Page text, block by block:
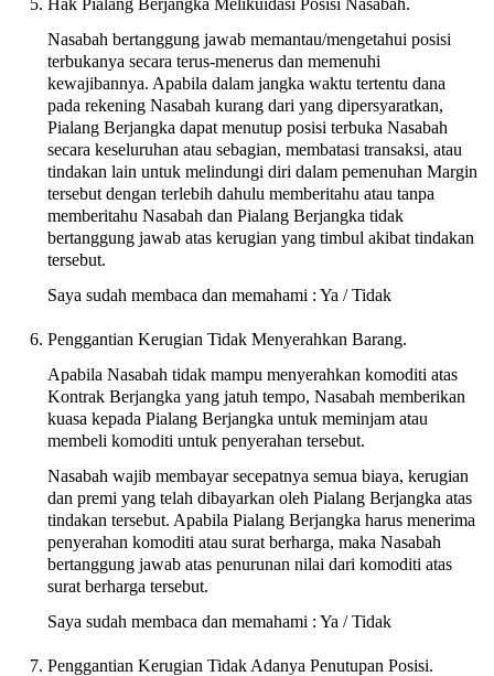
Hak Pialang Berjangka Melikuidasi Posisi Nasabah.
Nasabah bertanggung jawab memantau/mengetahui posisi
terbukanya secara terus-menerus dan memenuhi
kewajibannya. Apabila dalam jangka waktu tertentu dana
pada rekening Nasabah kurang dari yang dipersyaratkan,
Pialang Berjangka dapat menutup posisi terbuka Nasabah
secara keseluruhan atau sebagian, membatasi transaksi, atau
tindakan lain untuk melindungi diri dalam pemenuhan Margin
tersebut dengan terlebih dahulu memberitahu atau tanpa
memberitahu Nasabah dan Pialang Berjangka tidak
bertanggung jawab atas kerugian yang timbul akibat tindakan
tersebut.
Saya sudah membaca dan memahami : Ya / Tidak
Penggantian Kerugian Tidak Menyerahkan Barang.
Apabila Nasabah tidak mampu menyerahkan komoditi atas
Kontrak Berjangka yang jatuh tempo, Nasabah memberikan
kuasa kepada Pialang Berjangka untuk meminjam atau
membeli komoditi untuk penyerahan tersebut.
Nasabah wajib membayar secepatnya semua biaya, kerugian
dan premi yang telah dibayarkan oleh Pialang Berjangka atas
tindakan tersebut. Apabila Pialang Berjangka harus menerima
penyerahan komoditi atau surat berharga, maka Nasabah
bertanggung jawab atas penurunan nilai dari komoditi atas
surat berharga tersebut.
Saya sudah membaca dan memahami : Ya / Tidak
Penggantian Kerugian Tidak Adanya Penutupan Posisi.